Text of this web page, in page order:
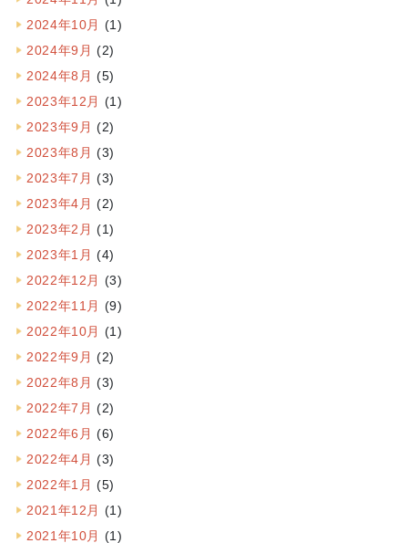
2024年10月 (1)
2024年9月 (2)
2024年8月 (5)
2023年12月 (1)
2023年9月 (2)
2023年8月 (3)
2023年7月 (3)
2023年4月 (2)
2023年2月 (1)
2023年1月 (4)
2022年12月 (3)
2022年11月 (9)
2022年10月 (1)
2022年9月 (2)
2022年8月 (3)
2022年7月 (2)
2022年6月 (6)
2022年4月 (3)
2022年1月 (5)
2021年12月 (1)
2021年10月 (1)